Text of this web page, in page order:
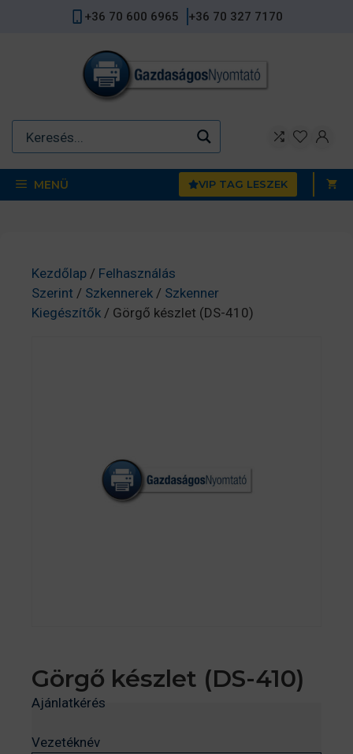
+36 70 600 6965 +36 70 327 7170
MENÜ VIP TAG LESZEK
Kezdőlap / Felhasználás
Szerint / Szkennerek / Szkenner
Kiegészítők / Görgő készlet (DS-410)
Görgő készlet (DS-410)
Ajánlatkérés
Vezetéknév